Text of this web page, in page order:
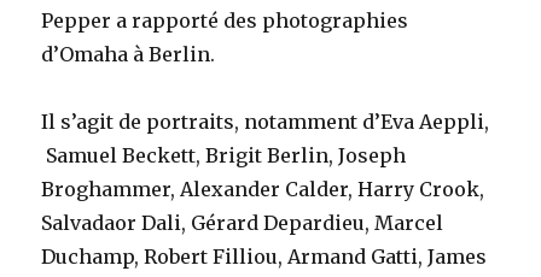
Pepper a rapporté des photographies
d’Omaha à Berlin.
Il s’agit de portraits, notamment d’Eva Aeppli,
Samuel Beckett, Brigit Berlin, Joseph
Broghammer, Alexander Calder, Harry Crook,
Salvadaor Dali, Gérard Depardieu, Marcel
Duchamp, Robert Filliou, Armand Gatti, James